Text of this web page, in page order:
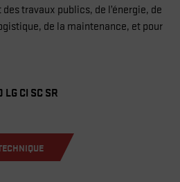
travaux publics, de l’énergie, de
de la maintenance, et pour
LG CI SC SR